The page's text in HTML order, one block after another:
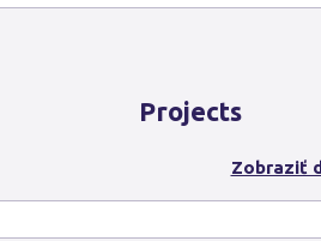
Projects
Zobraziť